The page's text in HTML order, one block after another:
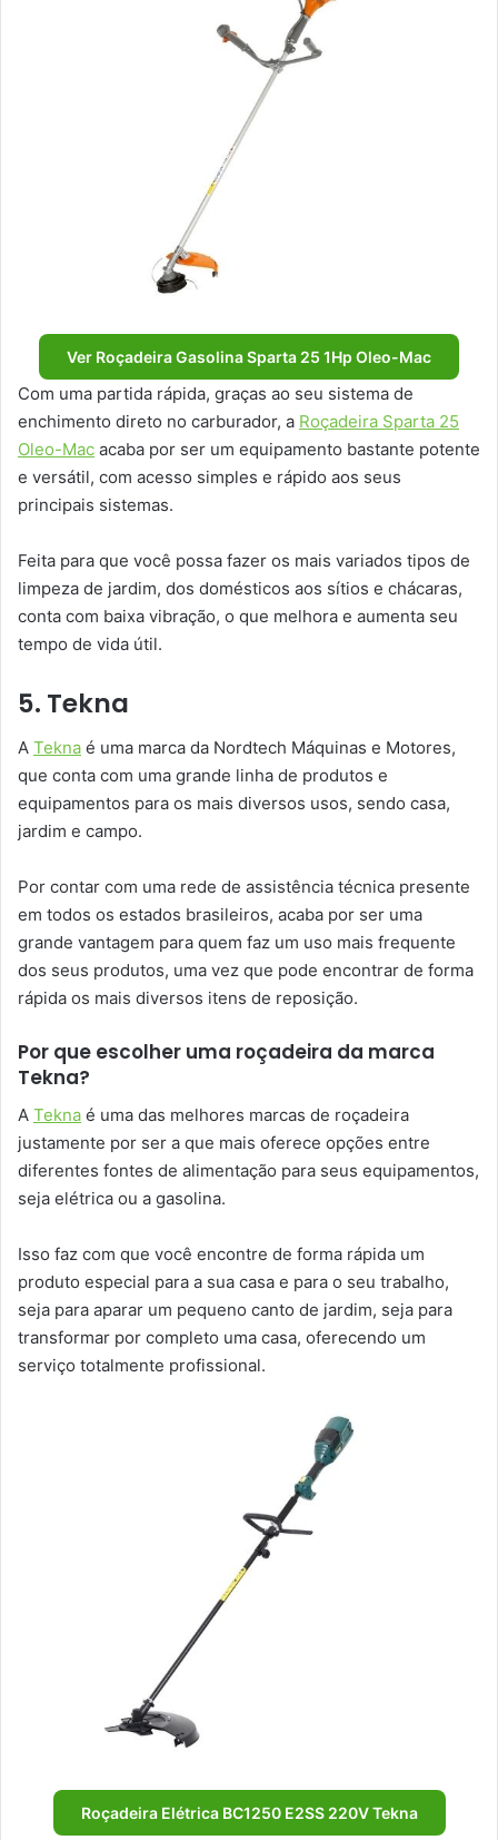
Ver Roçadeira Gasolina Sparta 25 1Hp Oleo-Mac
Com uma partida rápida, graças ao seu sistema de
enchimento direto no carburador, a Roçadeira Sparta 25
Oleo-Mac acaba por ser um equipamento bastante potente
e versátil, com acesso simples e rápido aos seus
principais sistemas.
Feita para que você possa fazer os mais variados tipos de
limpeza de jardim, dos domésticos aos sítios e chácaras,
conta com baixa vibração, o que melhora e aumenta seu
tempo de vida útil.
5. Tekna
A Tekna é uma marca da Nordtech Máquinas e Motores,
que conta com uma grande linha de produtos e
equipamentos para os mais diversos usos, sendo casa,
jardim e campo.
Por contar com uma rede de assistência técnica presente
em todos os estados brasileiros, acaba por ser uma
grande vantagem para quem faz um uso mais frequente
dos seus produtos, uma vez que pode encontrar de forma
rápida os mais diversos itens de reposição.
Por que escolher uma roçadeira da marca
Tekna?
A Tekna é uma das melhores marcas de roçadeira
justamente por ser a que mais oferece opções entre
diferentes fontes de alimentação para seus equipamentos,
seja elétrica ou a gasolina.
Isso faz com que você encontre de forma rápida um
produto especial para a sua casa e para o seu trabalho,
seja para aparar um pequeno canto de jardim, seja para
transformar por completo uma casa, oferecendo um
serviço totalmente profissional.
Roçadeira Elétrica BC1250 E2SS 220V Tekna